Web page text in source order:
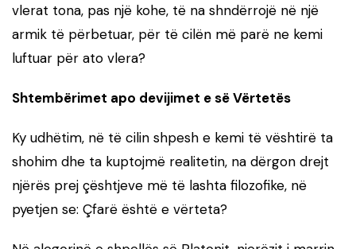
vlerat tona, pas një kohe, të na shndërrojë në një
armik të përbetuar, për të cilën më parë ne kemi
luftuar për ato vlera?
Shtembërimet apo devijimet e së Vërtetës
Ky udhëtim, në të cilin shpesh e kemi të vështirë ta
shohim dhe ta kuptojmë realitetin, na dërgon drejt
njërës prej çështjeve më të lashta filozofike, në
pyetjen se: Çfarë është e vërteta?